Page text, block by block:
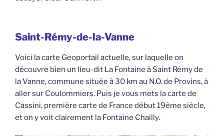
Saint-Rémy-de-la-Vanne
Voici la carte Geoportail actuelle, sur laquelle on
découvre bien un lieu-dit La Fontaine à Saint Rémy de
la Vanne, commune située à 30 km au N.O. de Provins, à
aller sur Coulommiers. Puis je vous mets la carte de
Cassini, première carte de France début 19ème siècle,
et on y voit clairement la Fontaine Chailly.